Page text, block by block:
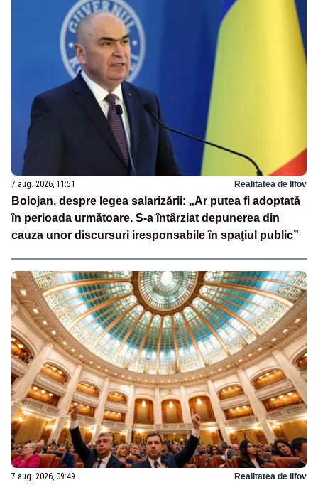
7 aug. 2026, 11:51 Realitatea de Ilfov
Bolojan, despre legea salarizării: „Ar putea fi adoptată
în perioada următoare. S-a întârziat depunerea din
cauza unor discursuri iresponsabile în spaţiul public”
7 aug. 2026, 09:49 Realitatea de Ilfov